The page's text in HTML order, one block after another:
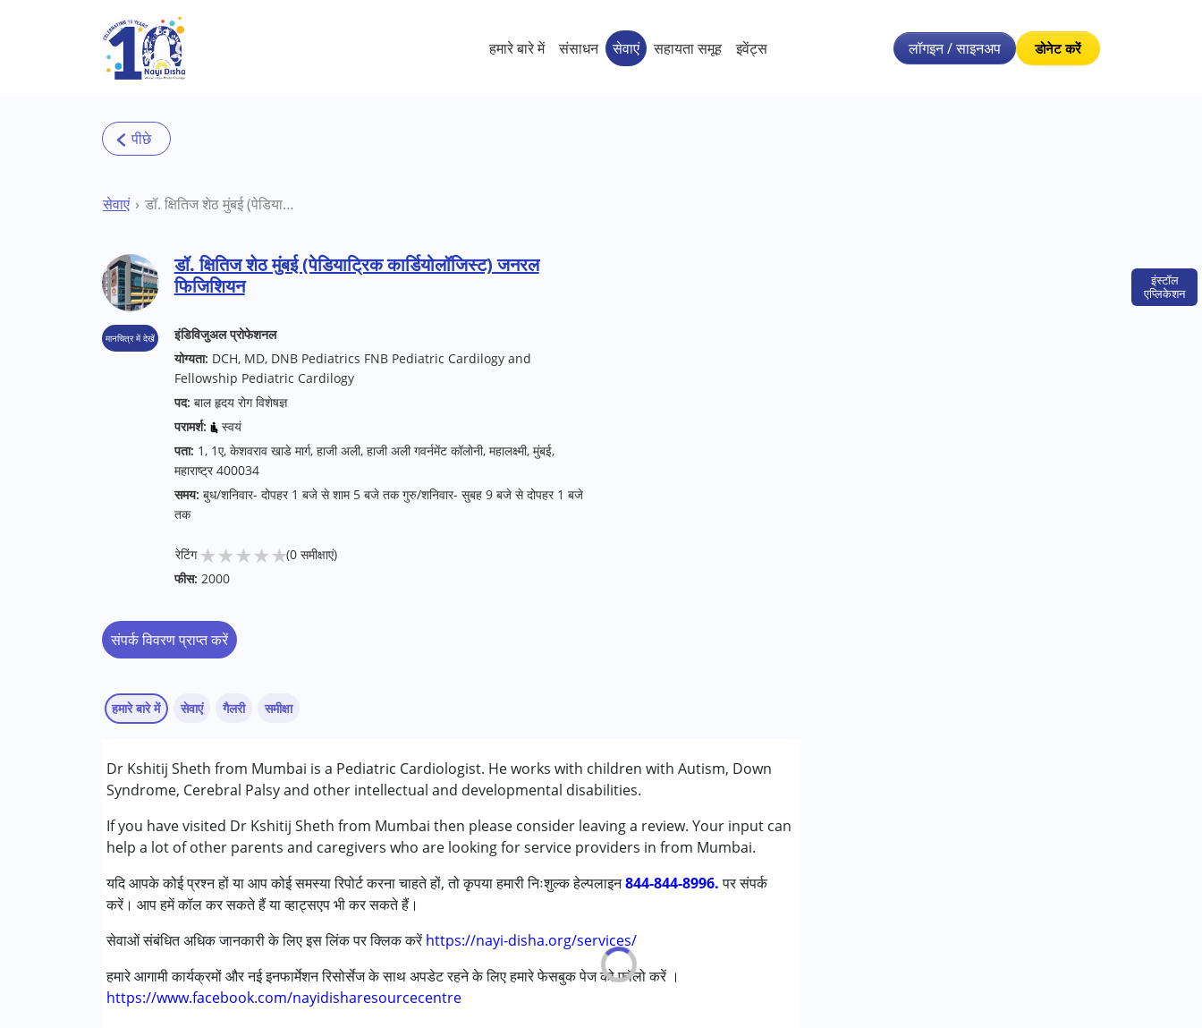
Skip to main content
इंस्टॉल
एप्लिकेशन
हमारे बारे में संसाधन सेवाएं सहायता समूह इवेंट्स लॉगइन / साइनअप डोनेट करें
सेवाएं डॉ. क्षितिज शेठ मुंबई (पेडियाट्रिक कार्डियोलॉजिस्ट) जनरल फिजिशियन
मानचित्र में देखें
डॉ. क्षितिज शेठ मुंबई (पेडियाट्रिक कार्डियोलॉजिस्ट) जनरल
फिजिशियन
इंडिविजुअल प्रोफेशनल
योग्यता: DCH, MD, DNB Pediatrics FNB Pediatric Cardilogy and
Fellowship Pediatric Cardilogy
पद: बाल हृदय रोग विशेषज्ञ
परामर्श:
स्वयं
पता: 1, 1ए, केशवराव खाडे मार्ग, हाजी अली, हाजी अली गवर्नमेंट कॉलोनी, महालक्ष्मी, मुंबई,
महाराष्ट्र 400034
समय: बुध/शनिवार- दोपहर 1 बजे से शाम 5 बजे तक गुरु/शनिवार- सुबह 9 बजे से दोपहर 1 बजे
तक
रेटिंग ★★★★★(0 समीक्षाएं)
फीस: 2000
संपर्क विवरण प्राप्त करें
हमारे बारे में
Dr Kshitij Sheth from Mumbai is a Pediatric Cardiologist. He works with children with Autism, Down
Syndrome, Cerebral Palsy and other intellectual and developmental disabilities.
If you have visited Dr Kshitij Sheth from Mumbai then please consider leaving a review. Your input can
help a lot of other parents and caregivers who are looking for service providers in from Mumbai.
यदि आपके कोई प्रश्न हों या आप कोई समस्या रिपोर्ट करना चाहते हों, तो कृपया हमारी निःशुल्क हेल्पलाइन844-844-8996.पर संपर्क
करें। आप हमें कॉल कर सकते हैं या व्हाट्सएप भी कर सकते हैं।
सेवाओं संबंधित अधिक जानकारी के लिए इस लिंक पर क्लिक करें https://nayi-disha.org/services/
हमारे आगामी कार्यक्रमों और नई इनफार्मेशन रिसोर्सेज के साथ अपडेट रहने के लिए हमारे फेसबुक पेज को फॉलो करें ।
https://www.facebook.com/nayidisharesourcecentre
सेवाएं
परामर्श
निम्नलिखित विकलांगता संबंधित सेवाएं उपलब्ध :
अटेंशन डेफिसिट (हाइपरएक्टिविटी) डिसऑर्डर (एडीडी/एडीएचडी)
ऑटिज्म स्पेक्ट्रम डिसऑर्डर (ए एस डी )
सेरब्रल पाल्सी (सी पी )
डाउन सिंड्रोम (डी एस )
फ़्रिजाइल एक्स सिंड्रोम
ग्लोबल डेवलपमेंटल डिले (एर्लियर टर्म वाज़ एमआर)
लर्निंग डिसेबिलिटीज़ (एलडी)
गैलरी समीक्षा